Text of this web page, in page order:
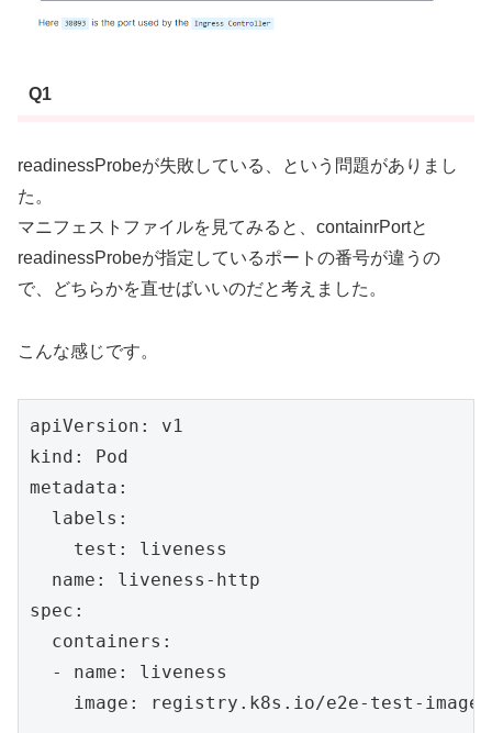
Q1
readinessProbeが失敗している、という問題がありまし
た。
マニフェストファイルを見てみると、containrPortと
readinessProbeが指定しているポートの番号が違うの
で、どちらかを直せばいいのだと考えました。
こんな感じです。
apiVersion: v1
kind: Pod
metadata:
  labels:
    test: liveness
  name: liveness-http
spec:
  containers:
  - name: liveness
image: registry.k8s.io/e2e-test-